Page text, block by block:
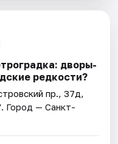
дворы-
редкости?
пр., 37д,
. Город — Санкт-